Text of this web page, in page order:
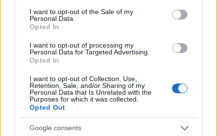
consent section.
I want to opt-out of the Sale of my
Personal Data.
Opted In
I want to opt-out of processing my
Personal Data for Targeted Advertising.
Opted In
I want to opt-out of Collection, Use,
Retention, Sale, and/or Sharing of my
Personal Data that Is Unrelated with the
Purposes for which it was collected.
Opted Out
Google consents
Τσεχία-Μέχρι 8 Σεπτεμβρίου
Τουρκία-Μέχρι 8 Σεπτεμβρίου
Ελλάδα-Μέχρι 15 Σεπτεμβρίου
Σερβία-Μέχρι 15 Σεπτεμβρίου